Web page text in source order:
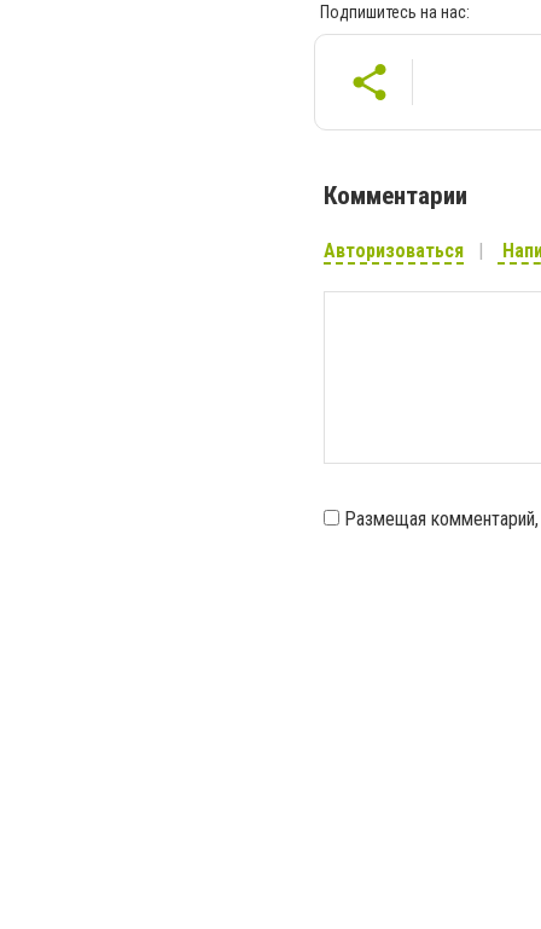
Подпишитесь на нас:
Комментарии
Авторизоваться
Размещая